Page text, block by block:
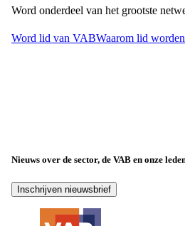
Word onderdeel van het grootste
Word lid van VABWaarom lid
Nieuws over de sector, de VAB en onze
Inschrijven nieuwsbrief